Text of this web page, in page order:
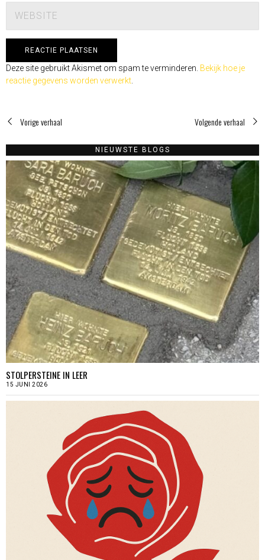
Deze site gebruikt Akismet om spam te verminderen. Bekijk hoe je
reactie gegevens worden verwerkt
Vorige verhaal Volgende verhaal
NIEUWSTE BLOGS
STOLPERSTEINE IN LEER
15 JUNI 2026